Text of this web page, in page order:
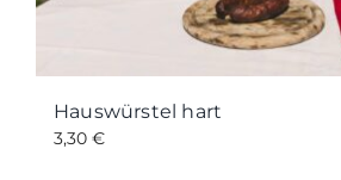
Hauswürstel hart
3,30 €